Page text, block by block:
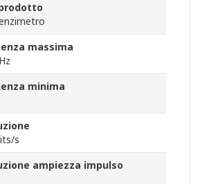
massima
minima
s
ampiezza impulso